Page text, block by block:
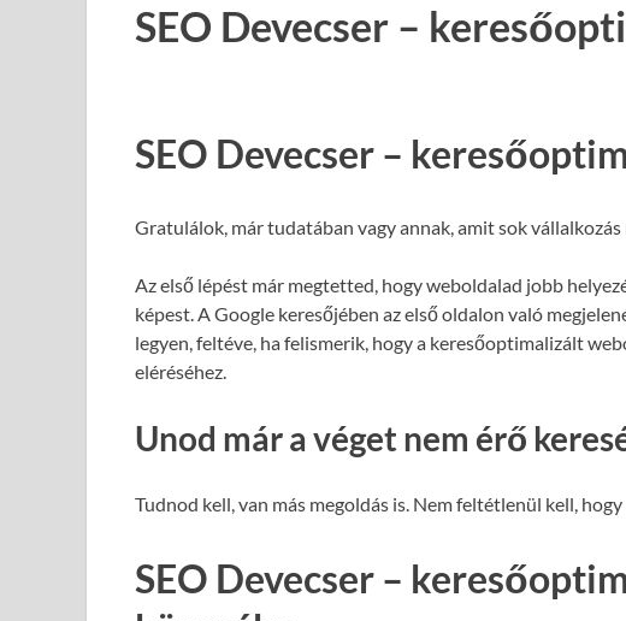
SEO Devecser –
SEO Devecser –
Gratulálok, már tudatában vagy annak, amit sok
Az első lépést már megtetted, hogy weboldalad jobb
képest. A Google keresőjében az első oldalon való
legyen, feltéve, ha felismerik, hogy a keresőoptimalizált
eléréséhez.
Unod már a véget nem érő
Tudnod kell, van más megoldás is. Nem feltétlenül kell, hogy
SEO Devecser –